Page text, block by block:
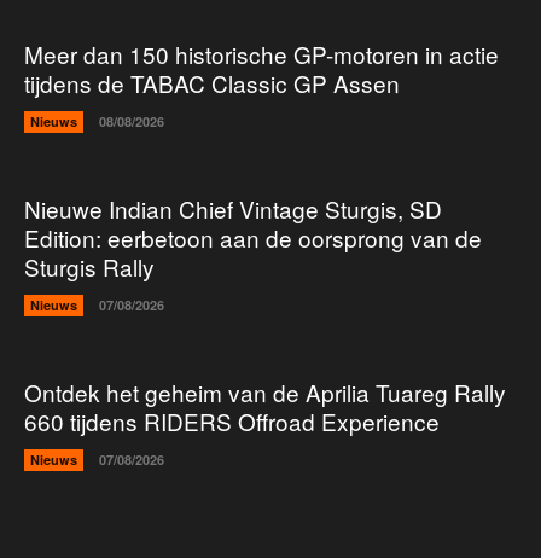
Meer dan 150 historische GP-motoren in actie
tijdens de TABAC Classic GP Assen
Nieuws 08/08/2026
Nieuwe Indian Chief Vintage Sturgis, SD
Edition: eerbetoon aan de oorsprong van de
Sturgis Rally
Nieuws 07/08/2026
Ontdek het geheim van de Aprilia Tuareg Rally
660 tijdens RIDERS Offroad Experience
Nieuws 07/08/2026